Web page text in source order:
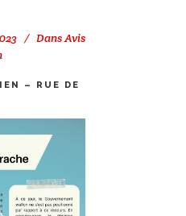
DansAvis
– RUE DE